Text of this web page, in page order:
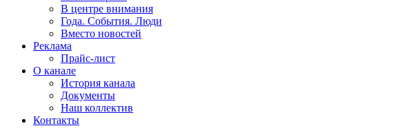
В центре внимания
Года. События. Люди
Вместо новостей
Реклама
Прайс-лист
О канале
История канала
Документы
Наш коллектив
Контакты